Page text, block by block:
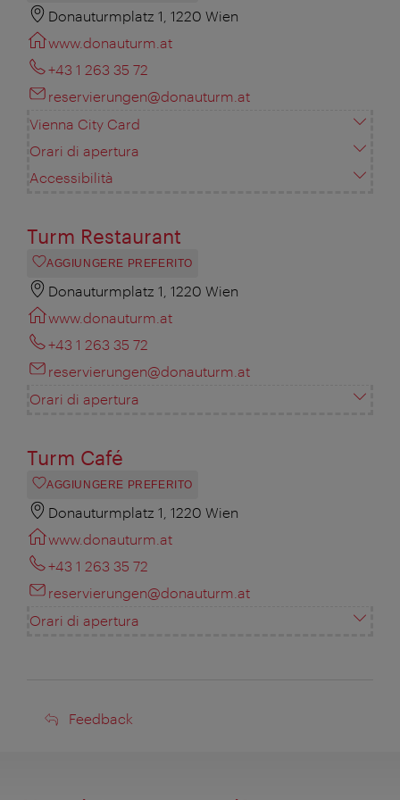
Donauturmplatz 1, 1220 Wien
www.donauturm.at
+43 1 263 35 72
reservierungen@donauturm.at
Vienna City Card
Orari di apertura
Accessibilità
Turm Restaurant
AGGIUNGERE PREFERITO
Donauturmplatz 1, 1220 Wien
www.donauturm.at
+43 1 263 35 72
reservierungen@donauturm.at
Orari di apertura
Turm Café
AGGIUNGERE PREFERITO
Donauturmplatz 1, 1220 Wien
www.donauturm.at
+43 1 263 35 72
reservierungen@donauturm.at
Orari di apertura
Feedback
Feedback